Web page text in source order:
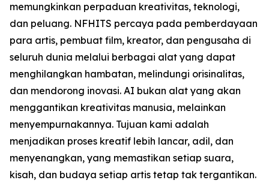
memungkinkan perpaduan kreativitas, teknologi,
dan peluang. NFHITS percaya pada pemberdayaan
para artis, pembuat film, kreator, dan pengusaha di
seluruh dunia melalui berbagai alat yang dapat
menghilangkan hambatan, melindungi orisinalitas,
dan mendorong inovasi. AI bukan alat yang akan
menggantikan kreativitas manusia, melainkan
menyempurnakannya. Tujuan kami adalah
menjadikan proses kreatif lebih lancar, adil, dan
menyenangkan, yang memastikan setiap suara,
kisah, dan budaya setiap artis tetap tak tergantikan.